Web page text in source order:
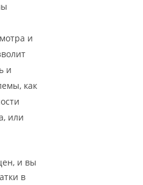
и
и
как
или
и вы
в